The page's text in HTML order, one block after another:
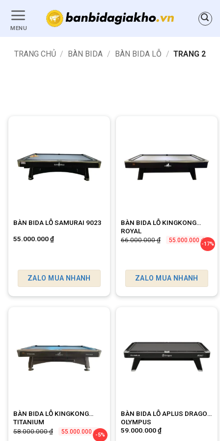
qua
MENU
TRANG CHỦ / BÀN BIDA / BÀN BIDA LỖ / TRANG 2
BÀN BIDA LỖ SAMURAI 9023
55.000.000₫
ZALO MUA NHANH
-17%
BÀN BIDA LỖ KINGKONG
ROYAL
66.000.000₫ 55.000.000 ₫
ZALO MUA NHANH
-5%
BÀN BIDA LỖ KINGKONG
TITANIUM
58.000.000₫
Giá
gốc
55.000.000 ₫ Giá
hiện
BÀN BIDA LỖ APLUS DRAGON
OLYMPUS
59.000.000₫